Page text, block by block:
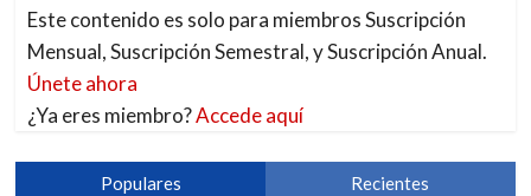
Este contenido es solo para miembros Suscripción
Mensual, Suscripción Semestral, y Suscripción Anual.
Únete ahora
¿Ya eres miembro?Accede aquí
Populares Recientes